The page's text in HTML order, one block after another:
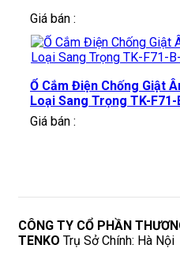
Giá bán :
Ổ Cắm Điện Chống Giật
Loại Sang Trọng TK-F71-
Giá bán :
CÔNG TY CỔ PHẦN
TENKO Trụ Sở Chính: Hà Nội